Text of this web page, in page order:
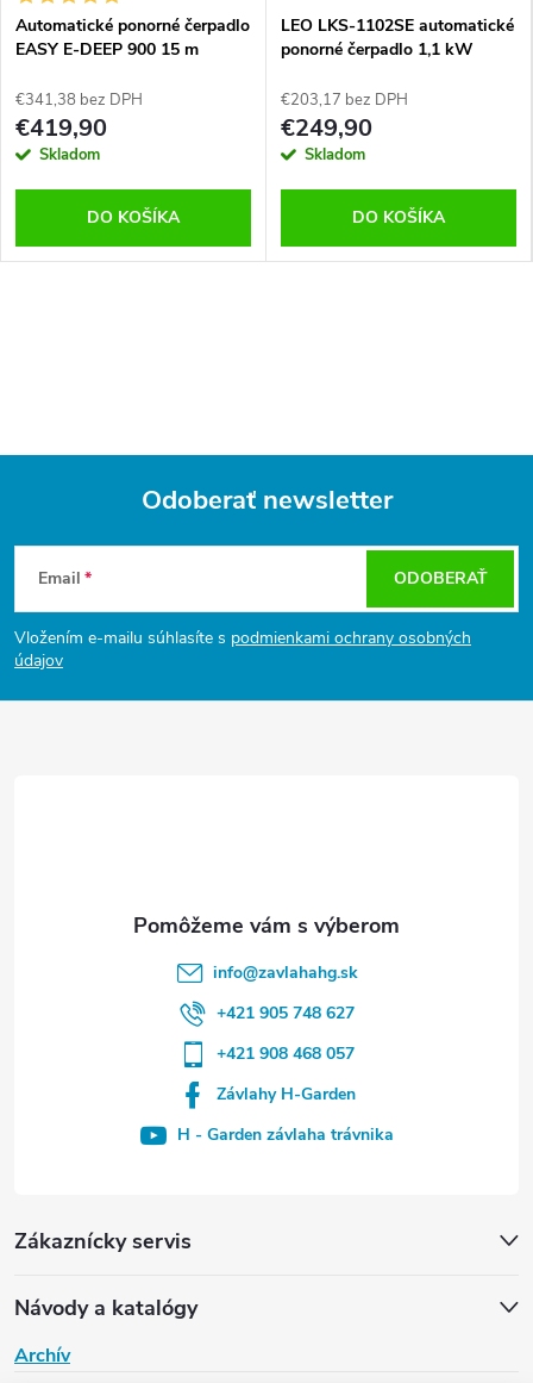
Automatické ponorné čerpadlo
EASY E-DEEP 900 15 m
€341,38 bez DPH
€419,90
Skladom
DO KOŠÍKA
LEO LKS-1102SE automatické
ponorné čerpadlo 1,1 kW
€203,17 bez DPH
€249,90
Skladom
DO KOŠÍKA
e
Odoberať newsletter
Email
Vložením e-mailu súhlasíte s podmienkami ochrany osobných
údajov
ODOBERAŤ
Zákaznícky servis
Návody a katalógy
Archív
info@zavlahahg.sk
+421 905 748 627
+421 908 468 057
Závlahy H-Garden
H - Garden závlaha trávnika